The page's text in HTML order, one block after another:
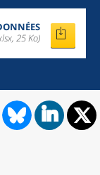
25 Ko)